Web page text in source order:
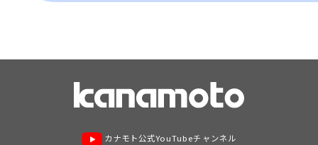
カナモト公式YouTubeチャンネル